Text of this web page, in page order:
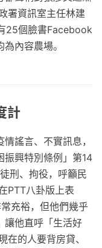
署資訊室主任林建
25個臉書Facebook
內容農場。
計
謠言、不實訊息，
振興特別條例」第14
刑、拘役，呼籲民
PTT八卦版上表
充裕，但他們幾乎
讓他直呼「生活好
的人要背房貸、